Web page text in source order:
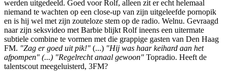
werden uitgedeeld. Goed voor Rolf, alleen zit er echt helemaal
niemand te wachten op een close-up van zijn uitgeleefde pornopik
en is hij wel met zijn zouteloze stem op de radio. Welnu. Gevraagd
naar zijn seksvideo met Barbie blijkt Rolf ineens een uitermate
subtiele combine te vormen met die grappige gasten van Den Haag
FM. "Zag er goed uit pik!" (...) "Hij was haar keihard aan het
afpompen" (...) "Regelrecht anaal gewoon" Topradio. Heeft de
talentscout meegeluisterd, 3FM?